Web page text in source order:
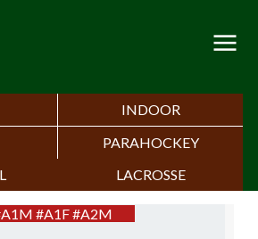
INDOOR
PARAHOCKEY
LACROSSE
#A1F #A2M